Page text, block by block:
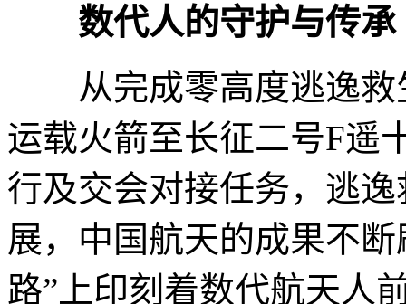
数代人的守护与传承
从完成零高度逃逸救
运载火箭至长征二号F遥
行及交会对接任务，逃
展，中国航天的成果不
路”上印刻着数代航天人